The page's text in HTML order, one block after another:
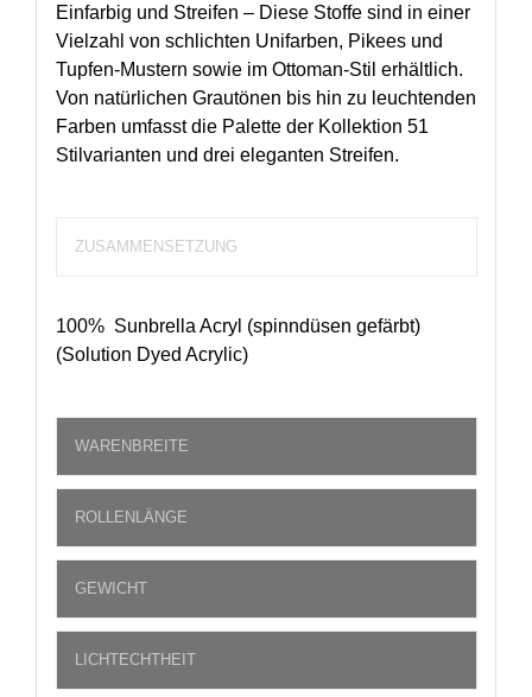
Einfarbig und Streifen – Diese Stoffe sind in einer
Vielzahl von schlichten Unifarben, Pikees und
Tupfen-Mustern sowie im Ottoman-Stil erhältlich.
Von natürlichen Grautönen bis hin zu leuchtenden
Farben umfasst die Palette der Kollektion 51
Stilvarianten und drei eleganten Streifen.
ZUSAMMENSETZUNG
100% Sunbrella Acryl (spinndüsen gefärbt)
(Solution Dyed Acrylic)
WARENBREITE
ROLLENLÄNGE
GEWICHT
LICHTECHTHEIT